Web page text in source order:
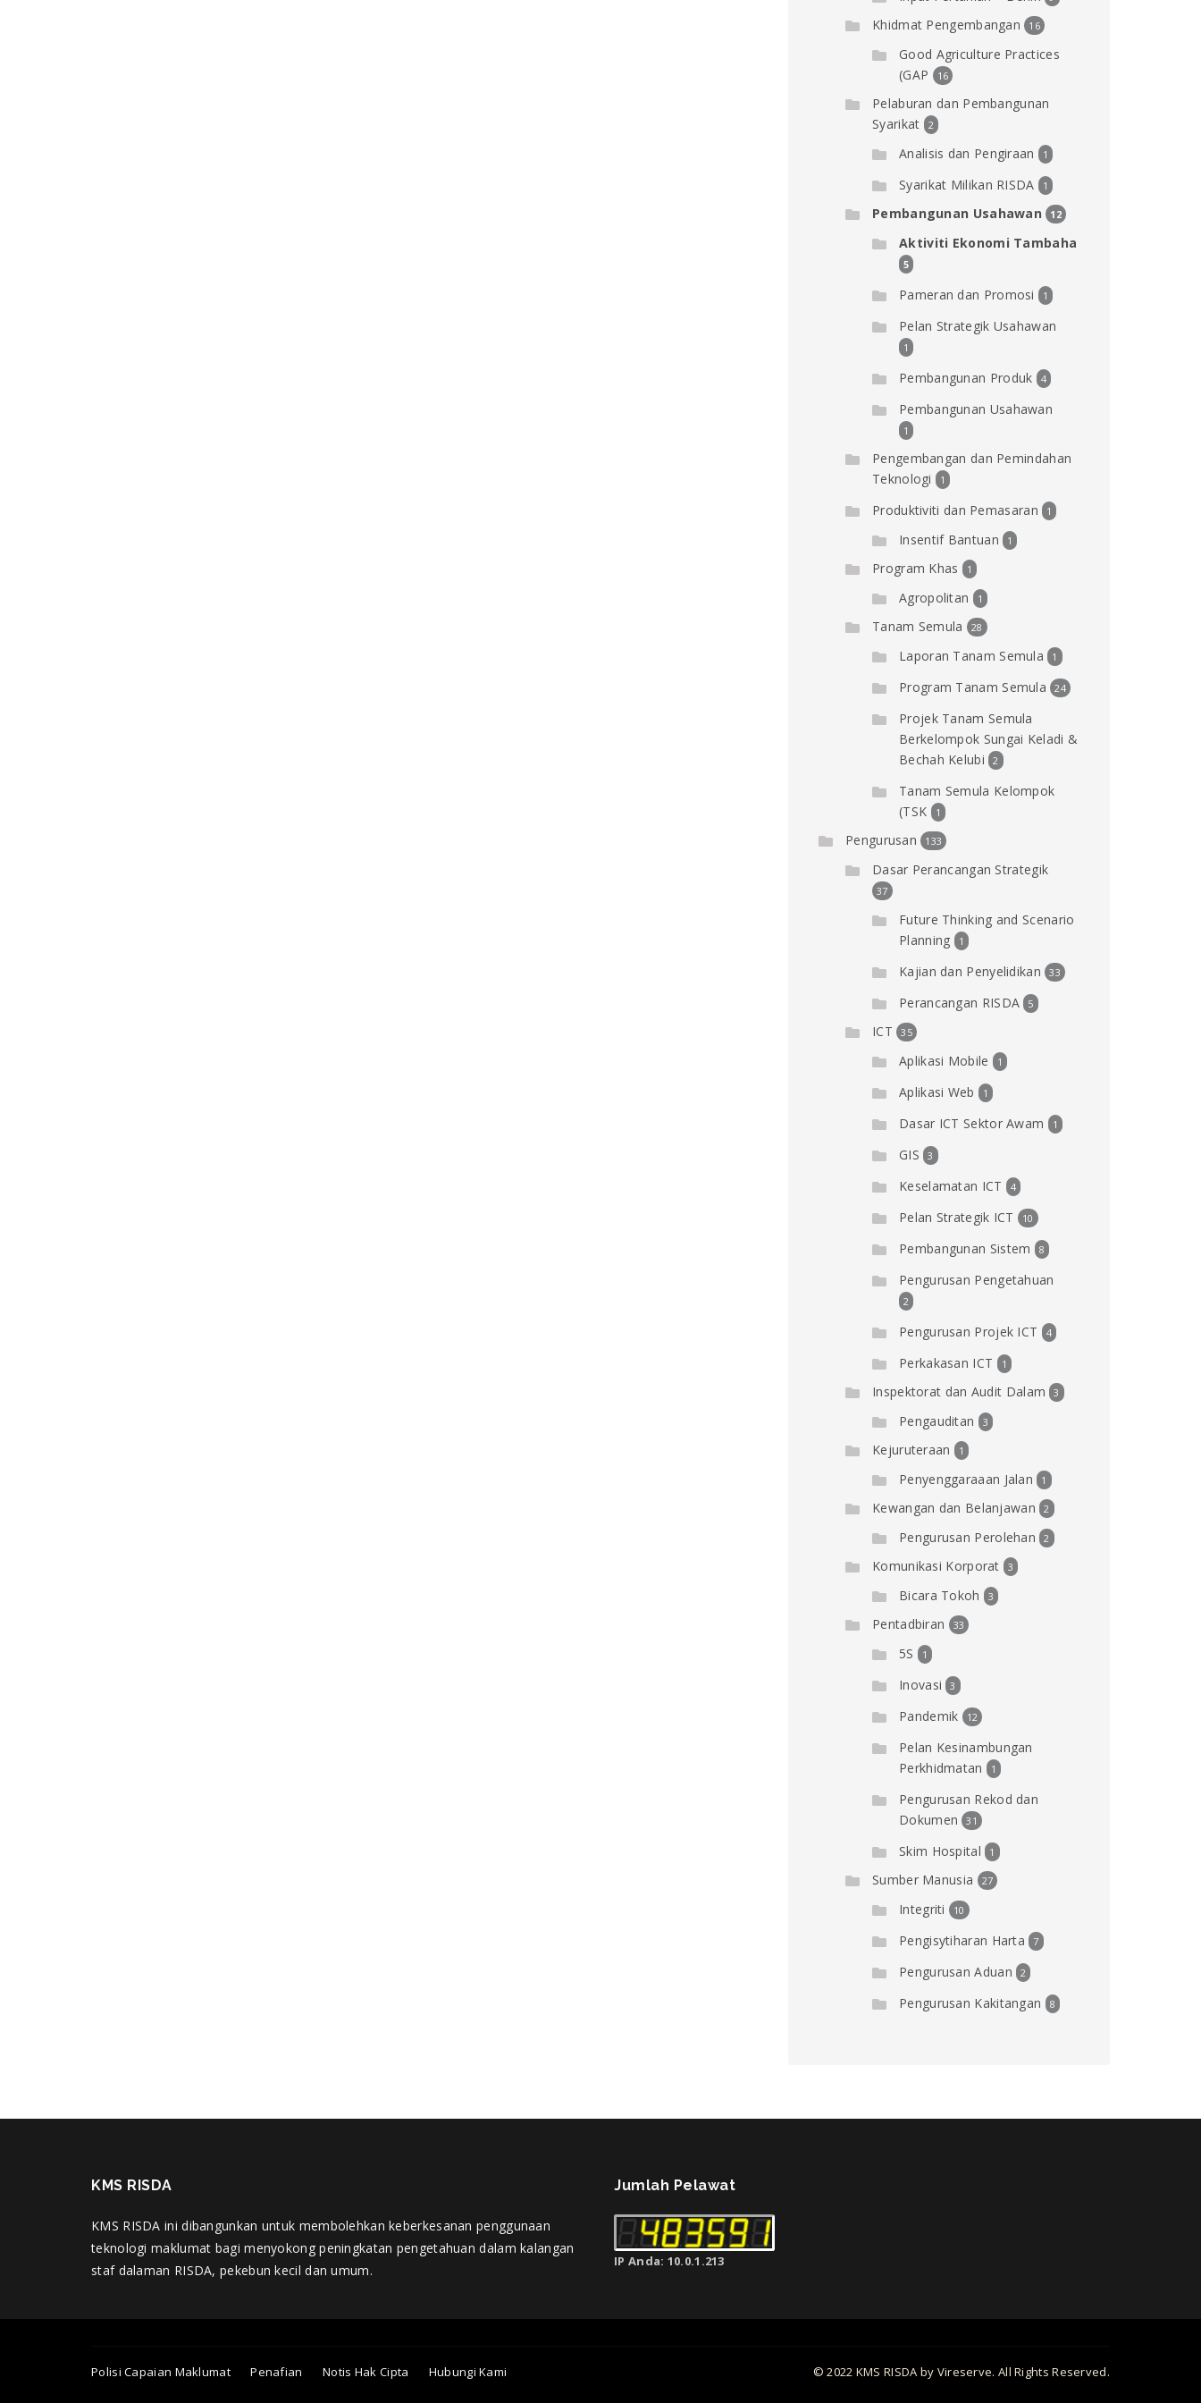
Khidmat Pengembangan 16
Good Agriculture Practices
(GAP
16
Pelaburan dan Pembangunan
Syarikat
2
Analisis dan Pengiraan 1
Syarikat Milikan RISDA 1
Pembangunan Usahawan 12
Aktiviti Ekonomi Tambaha
5
Pameran dan Promosi 1
Pelan Strategik Usahawan
1
Pembangunan Produk 4
Pembangunan Usahawan
1
Pengembangan dan Pemindahan
Teknologi
1
Produktiviti dan Pemasaran 1
Insentif Bantuan 1
Program Khas 1
Agropolitan 1
Tanam Semula 28
Laporan Tanam Semula 1
Program Tanam Semula 24
Projek Tanam Semula
Berkelompok Sungai Keladi &
Bechah Kelubi
2
Tanam Semula Kelompok
(TSK
1
Pengurusan 133
Dasar Perancangan Strategik
37
Future Thinking and Scenario
Planning
1
Kajian dan Penyelidikan 33
Perancangan RISDA 5
ICT 35
Aplikasi Mobile 1
Aplikasi Web 1
Dasar ICT Sektor Awam 1
GIS 3
Keselamatan ICT 4
Pelan Strategik ICT 10
Pembangunan Sistem 8
Pengurusan Pengetahuan
2
Pengurusan Projek ICT 4
Perkakasan ICT 1
Inspektorat dan Audit Dalam 3
Pengauditan 3
Kejuruteraan 1
Penyenggaraaan Jalan 1
Kewangan dan Belanjawan 2
Pengurusan Perolehan 2
Komunikasi Korporat 3
Bicara Tokoh 3
Pentadbiran 33
5S 1
Inovasi 3
Pandemik 12
Pelan Kesinambungan
Perkhidmatan
1
Pengurusan Rekod dan
Dokumen
31
Skim Hospital 1
Sumber Manusia 27
Integriti 10
Pengisytiharan Harta 7
Pengurusan Aduan 2
Pengurusan Kakitangan 8
KMS RISDA
KMS RISDA ini dibangunkan untuk membolehkan keberkesanan penggunaan
teknologi maklumat bagi menyokong peningkatan pengetahuan dalam kalangan
staf dalaman RISDA, pekebun kecil dan umum.
Jumlah Pelawat
IP Anda: 10.0.1.213
Polisi Capaian Maklumat Penafian Notis Hak Cipta Hubungi Kami © 2022 KMS RISDA by Vireserve. All Rights Reserved.